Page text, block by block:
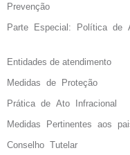
Prevenção
Parte Especial: Política de
Entidades de atendimento
Medidas de Proteção
Prática de Ato Infracional
Medidas Pertinentes aos
Conselho Tutelar